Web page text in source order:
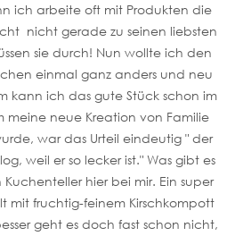
ich arbeite oft mit Produkten die
nicht gerade zu seinen liebsten
sie durch! Nun wollte ich den
einmal ganz anders und neu
kann ich das gute Stück schon im
neue Kreation von Familie
war das Urteil eindeutig " der
weil er so lecker ist." Was gibt es
hier bei mir. Ein super
mit fruchtig-feinem Kirschkompott
geht es doch fast schon nicht,